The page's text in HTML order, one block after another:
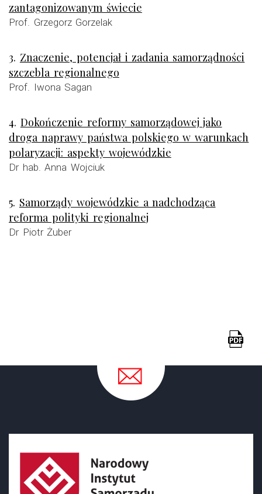
zantagonizowanym świecie
Prof. Grzegorz Gorzelak
3. Znaczenie, potencjał i zadania samorządności
szczebla regionalnego
Prof. Iwona Sagan
4. Dokończenie reformy samorządowej jako
droga naprawy państwa polskiego w warunkach
polaryzacji: aspekty wojewódzkie
Dr hab. Anna Wojciuk
5. Samorządy wojewódzkie a nadchodząca
reforma polityki regionalnej
Dr Piotr Żuber